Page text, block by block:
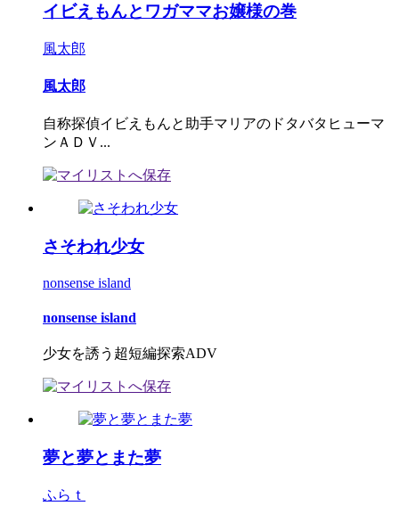
イビえもんとワガママお嬢様の巻
風太郎
風太郎
自称探偵イビえもんと助手マリアのドタバタヒューマ
ンＡＤＶ...
さそわれ少女
nonsense island
nonsense island
少女を誘う超短編探索ADV
夢と夢とまた夢
ふらｔ